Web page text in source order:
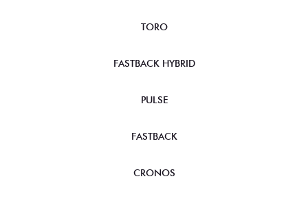
TORO
FASTBACK HYBRID
PULSE
FASTBACK
CRONOS